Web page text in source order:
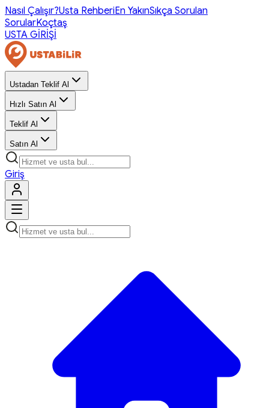
Nasıl Çalışır?Usta RehberiEn YakınSıkça Sorulan
SorularKoçtaş
USTA GİRİŞİ
Ustadan Teklif Al
Hızlı Satın Al
Teklif Al
Satın Al
Giriş